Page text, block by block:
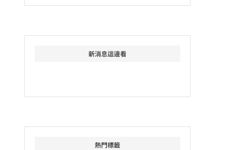
新消息這邊看
熱門標籤